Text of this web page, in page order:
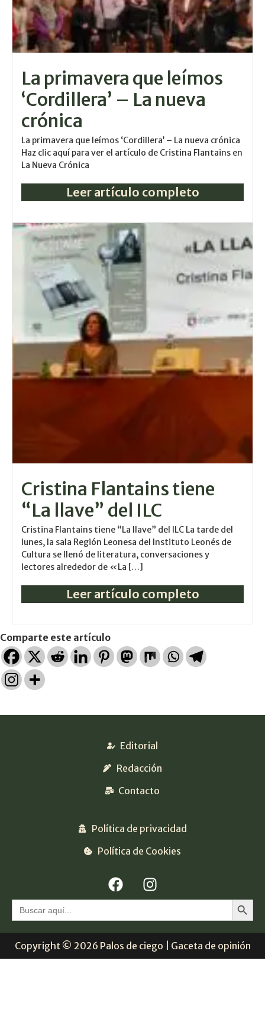
La primavera que leímos
‘Cordillera’ – La nueva
crónica
La primavera que leímos ‘Cordillera’ – La nueva crónica
Haz clic aquí para ver el artículo de Cristina Flantains en
La Nueva Crónica
Leer artículo completo
Cristina Flantains tiene
“La llave” del ILC
Cristina Flantains tiene “La llave” del ILC La tarde del
lunes, la sala Región Leonesa del Instituto Leonés de
Cultura se llenó de literatura, conversaciones y
lectores alrededor de «La […]
Leer artículo completo
Comparte este artículo
Editorial
Redacción
Contacto
Política de privacidad
Política de Cookies
Buscar: Botón
Copyright © 2026 Palos de ciego | Gaceta de opinión